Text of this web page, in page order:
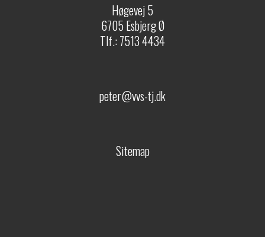
Høgevej 5
6705 Esbjerg Ø
Tlf.: 7513 4434
peter@vvs-tj.dk
Sitemap